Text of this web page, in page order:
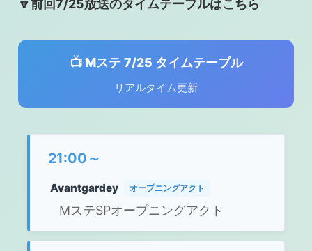
🔽前回7/25放送のタイムテーブルはこちら
📺 Mステ 7/25 タイムテーブル
リアルタイム更新
21:00～
Avantgardey オープニングアクト
MステSPオープニングアクト